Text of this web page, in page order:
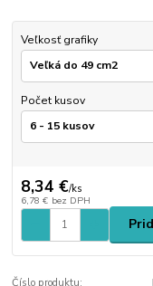
Veľkosť grafiky
Počet kusov
8,34 €/ks
6,78 € bez DPH
Číslo produktu: